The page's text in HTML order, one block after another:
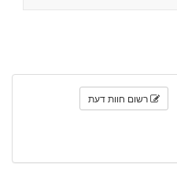
רשום חוות דעת